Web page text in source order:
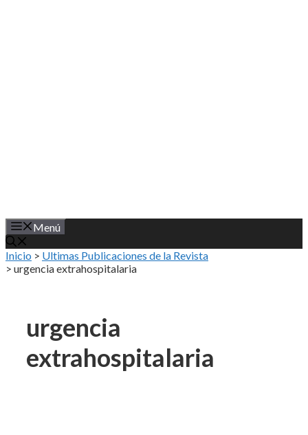
Menú
Inicio > Ultimas Publicaciones de la Revista
> urgencia extrahospitalaria
urgencia
extrahospitalaria